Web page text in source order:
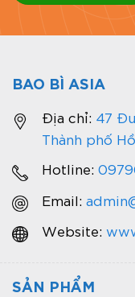
BAO BÌ ASIA
Địa chỉ: 47
Thành phố
Hotline:
Email:
Website:
SẢN PHẨM